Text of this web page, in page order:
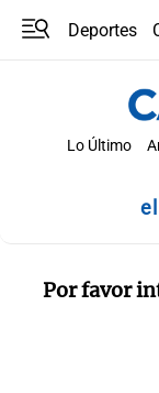
Deportes
Lo Último
Por favor